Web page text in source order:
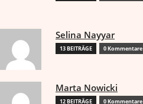
Selina Nayyar
13 BEITRÄGE 0 Kommentare
Marta Nowicki
12 BEITRÄGE 0 Kommentare